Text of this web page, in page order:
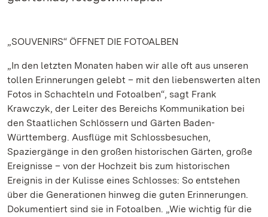
„SOUVENIRS“ ÖFFNET DIE FOTOALBEN
„In den letzten Monaten haben wir alle oft aus unseren
tollen Erinnerungen gelebt – mit den liebenswerten alten
Fotos in Schachteln und Fotoalben“, sagt Frank
Krawczyk, der Leiter des Bereichs Kommunikation bei
den Staatlichen Schlössern und Gärten Baden-
Württemberg. Ausflüge mit Schlossbesuchen,
Spaziergänge in den großen historischen Gärten, große
Ereignisse – von der Hochzeit bis zum historischen
Ereignis in der Kulisse eines Schlosses: So entstehen
über die Generationen hinweg die guten Erinnerungen.
Dokumentiert sind sie in Fotoalben. „Wie wichtig für die